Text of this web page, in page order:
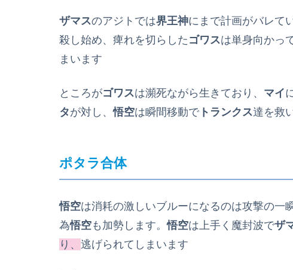
ザマスのアジトでは界王神にまで計画がバレて
殺し始め、痺れを切らした ゴワスは単身向かっ
まいます
ところがゴワスは瀕死ながら生きており、 マイ
タが対し、悟空は瞬間移動でトランクス達を救
ポタラ合体
悟空は消耗の激しいブルーになるのは攻撃の一
為悟空も加勢します。悟空は上手く魔封波でザ
り、 逃げられてしまいます